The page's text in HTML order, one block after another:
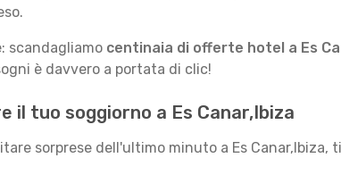
scandagliamo centinaia di offerte hotel a Es
è davvero a portata di clic!
il tuo soggiorno a Es Canar,Ibiza
sorprese dell'ultimo minuto a Es